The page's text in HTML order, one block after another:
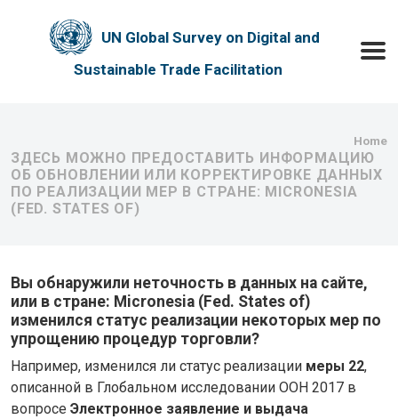
UN Global Survey on Digital and
Sustainable Trade Facilitation
Home
ЗДЕСЬ МОЖНО ПРЕДОСТАВИТЬ ИНФОРМАЦИЮ
ОБ ОБНОВЛЕНИИ ИЛИ КОРРЕКТИРОВКЕ ДАННЫХ
ПО РЕАЛИЗАЦИИ МЕР В СТРАНЕ: MICRONESIA
(FED. STATES OF)
Вы обнаружили неточность в данных на сайте,
или в стране: Micronesia (Fed. States of)
изменился статус реализации некоторых мер по
упрощению процедур торговли?
Например, изменился ли статус реализации меры 22,
описанной в Глобальном исследовании ООН 2017 в
вопросе Электронное заявление и выдача